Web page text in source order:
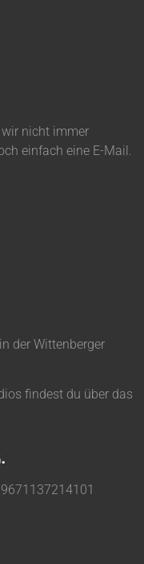
wir nicht immer
einfach eine E-Mail.
der Wittenberger
findest du über das